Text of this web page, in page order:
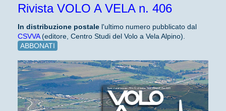
Rivista VOLO A VELA n. 406
In distribuzione postale l'ultimo numero pubblicato dal
CSVVA(editore, Centro Studi del Volo a Vela Alpino).
ABBONATI